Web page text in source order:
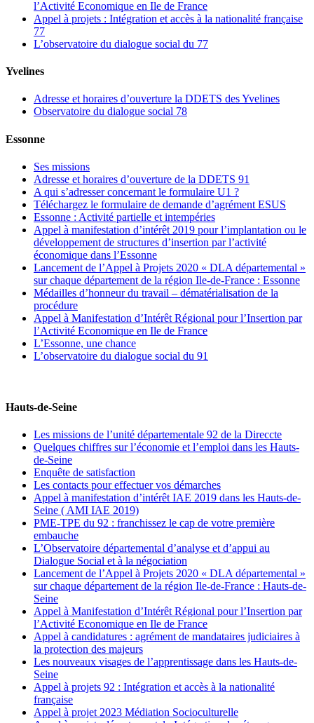
l’Activité Economique en Ile de France
Appel à projets : Intégration et accès à la nationalité française
77
L’observatoire du dialogue social du 77
Yvelines
Adresse et horaires d’ouverture la DDETS des Yvelines
Observatoire du dialogue social 78
Essonne
Ses missions
Adresse et horaires d’ouverture de la DDETS 91
A qui s’adresser concernant le formulaire U1 ?
Téléchargez le formulaire de demande d’agrément ESUS
Essonne : Activité partielle et intempéries
Appel à manifestation d’intérêt 2019 pour l’implantation ou le
développement de structures d’insertion par l’activité
économique dans l’Essonne
Lancement de l’Appel à Projets 2020 « DLA départemental »
sur chaque département de la région Ile-de-France : Essonne
Médailles d’honneur du travail – dématérialisation de la
procédure
Appel à Manifestation d’Intérêt Régional pour l’Insertion par
l’Activité Economique en Ile de France
L’Essonne, une chance
L’observatoire du dialogue social du 91
Hauts-de-Seine
Les missions de l’unité départementale 92 de la Direccte
Quelques chiffres sur l’économie et l’emploi dans les Hauts-
de-Seine
Enquête de satisfaction
Les contacts pour effectuer vos démarches
Appel à manifestation d’intérêt IAE 2019 dans les Hauts-de-
Seine ( AMI IAE 2019)
PME-TPE du 92 : franchissez le cap de votre première
embauche
L’Observatoire départemental d’analyse et d’appui au
Dialogue Social et à la négociation
Lancement de l’Appel à Projets 2020 « DLA départemental »
sur chaque département de la région Ile-de-France : Hauts-de-
Seine
Appel à Manifestation d’Intérêt Régional pour l’Insertion par
l’Activité Economique en Ile de France
Appel à candidatures : agrément de mandataires judiciaires à
la protection des majeurs
Les nouveaux visages de l’apprentissage dans les Hauts-de-
Seine
Appel à projets 92 : Intégration et accès à la nationalité
française
Appel à projet 2023 Médiation Socioculturelle